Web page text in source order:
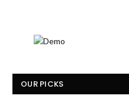
OUR PICKS